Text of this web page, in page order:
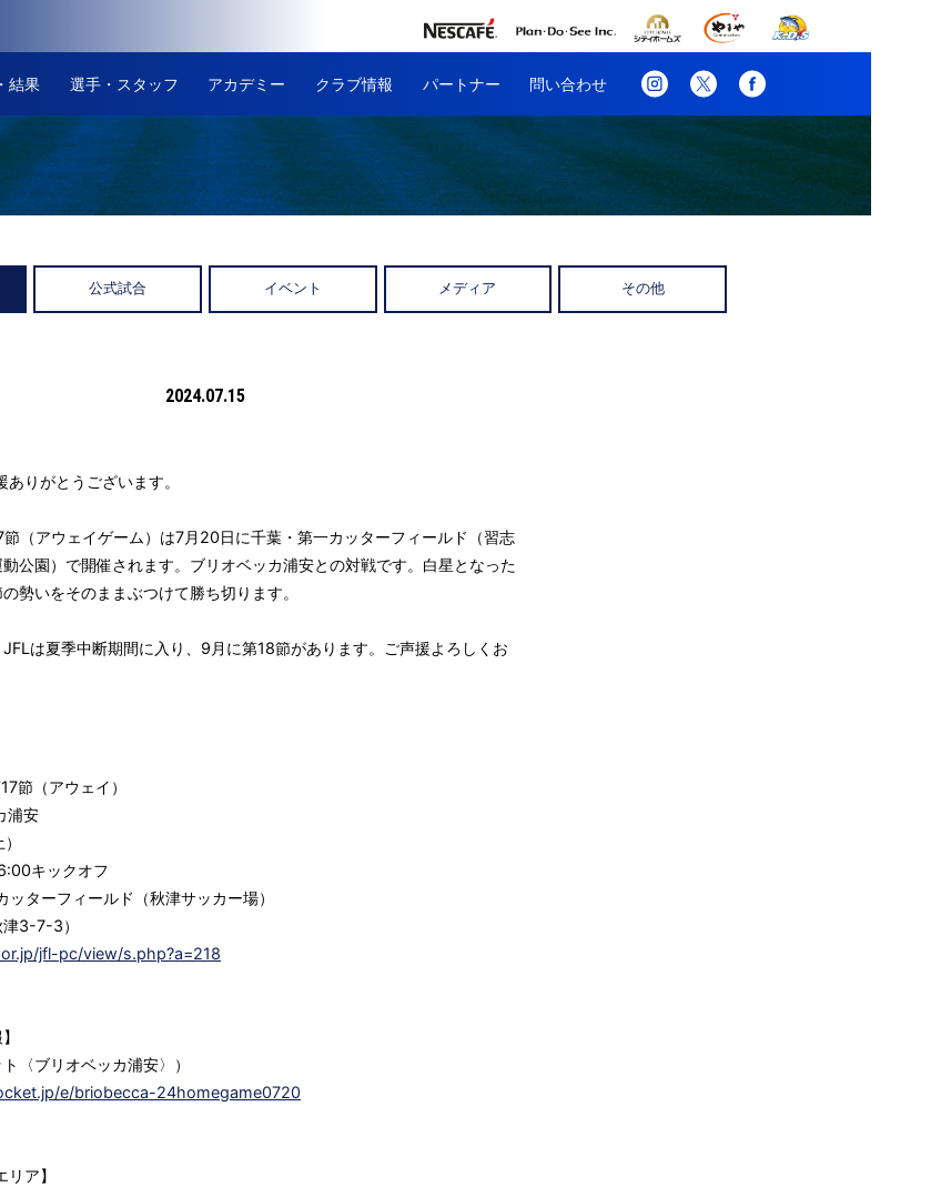
結果 選手・スタッフ アカデミー クラブ情報 パートナー 問い合わせ
公式試合 イベント メディア その他
2024.07.15
りがとうございます。
（アウェイゲーム）は7月20日に千葉・第一カッターフィールド（習志
公園）で開催されます。ブリオベッカ浦安との対戦です。白星となった
勢いをそのままぶつけて勝ち切ります。
は夏季中断期間に入り、9月に第18節があります。ご声援よろしくお
節（アウェイ）
浦安
キックオフ
ターフィールド（秋津サッカー場）
3-7-3）
jfl-pc/view/s.php?a=218
ト〈ブリオベッカ浦安〉）
e/briobecca-24homegame0720
リア】